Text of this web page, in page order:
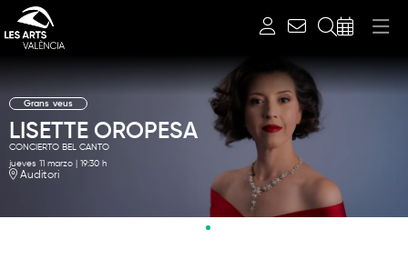
Diapositiva 2 de 2: LISETTE OROPESA | © Steven Harris
Grans veus
LISETTE OROPESA
CONCIERTO BEL CANTO
jueves 11 marzo
19:30 h
Auditori